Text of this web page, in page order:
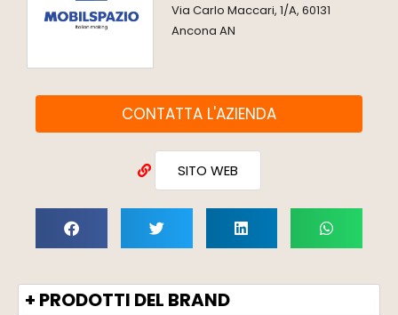
Via Carlo Maccari, 1/A, 60131
Ancona AN
CONTATTA L'AZIENDA
SITO WEB
+ PRODOTTI DEL BRAND